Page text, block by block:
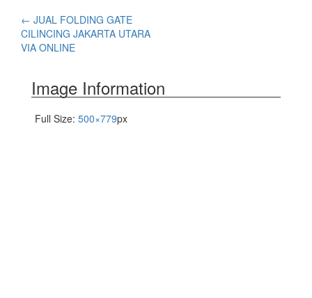
← JUAL FOLDING GATE
CILINCING JAKARTA UTARA
VIA ONLINE
Image Information
Full Size: 500×779px